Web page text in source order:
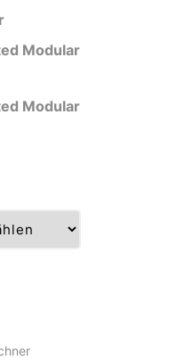
Modular
Modular